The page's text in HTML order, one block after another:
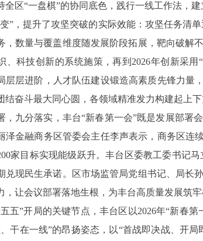
全区“一盘棋”的协同底色，践行一线工作法，
”，提升了攻坚突破的实际效能：攻坚任务清
，数量与覆盖维度随发展阶段拓展，靶向破解
、科技创新的系统施策，再到2026年创新采
层层进阶，人才队伍建设锻造高素质先锋力量
结奋斗最大同心圆，各领域精准发力构建起上下
，九分落实，丰台“新春第一会”既是发展部署
泽金融商务区管委会主任李声表示，商务区连
家目标实现能级跃升。丰台区委教工委书记
兑现民生承诺。区市场监管局党组书记、局长
，让会议部署落地生根，为丰台高质量发展筑牢
五”开局的关键节点，丰台区以2026年“新春
、干在一线”的昂扬姿态，以“首战即决战、开